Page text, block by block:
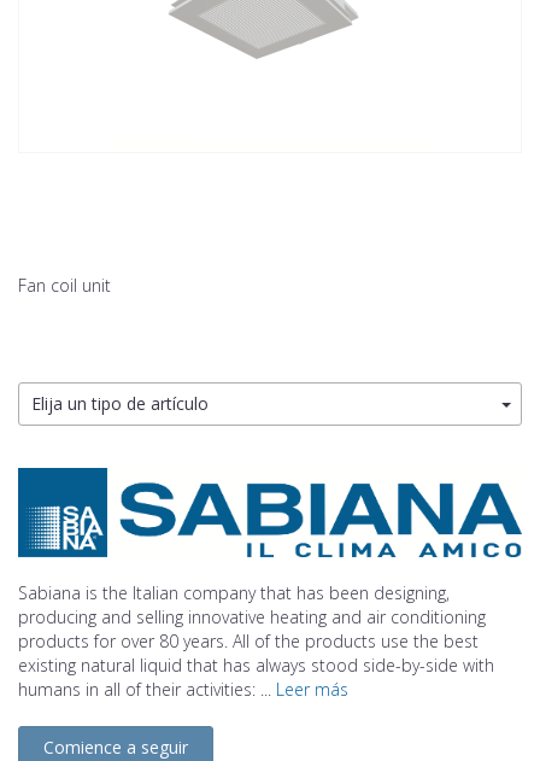
Fan coil unit
Elija un tipo de artículo
Sabiana is the Italian company that has been designing,
producing and selling innovative heating and air conditioning
products for over 80 years. All of the products use the best
existing natural liquid that has always stood side-by-side with
humans in all of their activities: ... Leer más
Comience a seguir